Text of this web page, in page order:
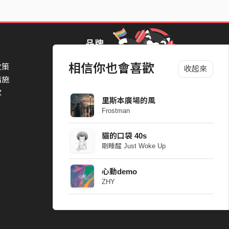
相信你也會喜歡 收起來
里斯本廣場的風
Frostman
貓的口袋 40s
剛睡醒 Just Woke Up
心動demo
ZHY
策
施
品牌
StreetVoice Awards 街聲音樂獎
Blow 吹音樂
Packer 派歌
SimpleLife 簡單生活節
ParkPark Carnival
一起比 YEAH 吧